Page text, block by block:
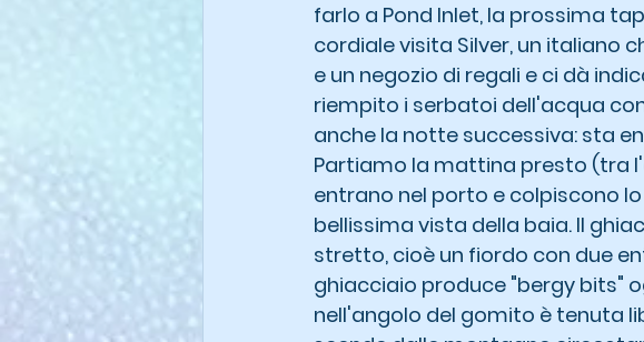
farlo a Pond Inlet, la prossima
cordiale visita Silver, un italiano
e un negozio di regali e ci dà
riempito i serbatoi dell'acqua
anche la notte successiva: sta
Partiamo la mattina presto (tra
entrano nel porto e colpiscono
bellissima vista della baia. Il
stretto, cioè un fiordo con due
ghiacciaio produce "bergy bits"
nell'angolo del gomito è tenuta